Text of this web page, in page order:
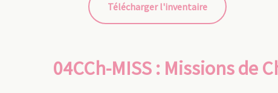
Télécharger l'inventaire
04CCh-MISS : Missions de